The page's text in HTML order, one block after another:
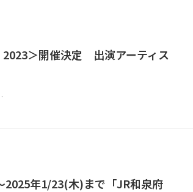
2023＞開催決定 出演アーティス
2025年1/23(木)まで「JR和泉府